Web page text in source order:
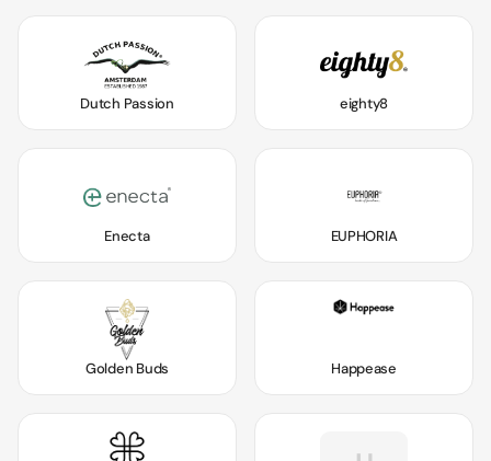
Dutch Passion eighty8
Enecta EUPHORIA
Golden Buds Happease